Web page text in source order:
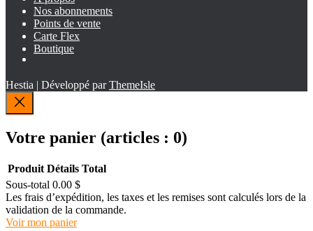
Nos abonnements
Points de vente
Carte Flex
Boutique
Hestia | Développé parThemeIsle
Votre panier (articles : 0)
Produits
dans
Produit Détails Total
Sous-total 0.00 $
Les frais d’expédition, les taxes et les remises sont calculés lors de la
validation de la commande.
Voir mon panier